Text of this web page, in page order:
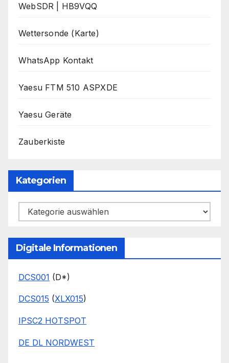
WebSDR | HB9VQQ
Wettersonde (Karte)
WhatsApp Kontakt
Yaesu FTM 510 ASPXDE
Yaesu Geräte
Zauberkiste
Kategorien
Kategorien
Digitale Informationen
DCS001 (D*)
DCS015 (XLX015)
IPSC2 HOTSPOT
DE DL NORDWEST